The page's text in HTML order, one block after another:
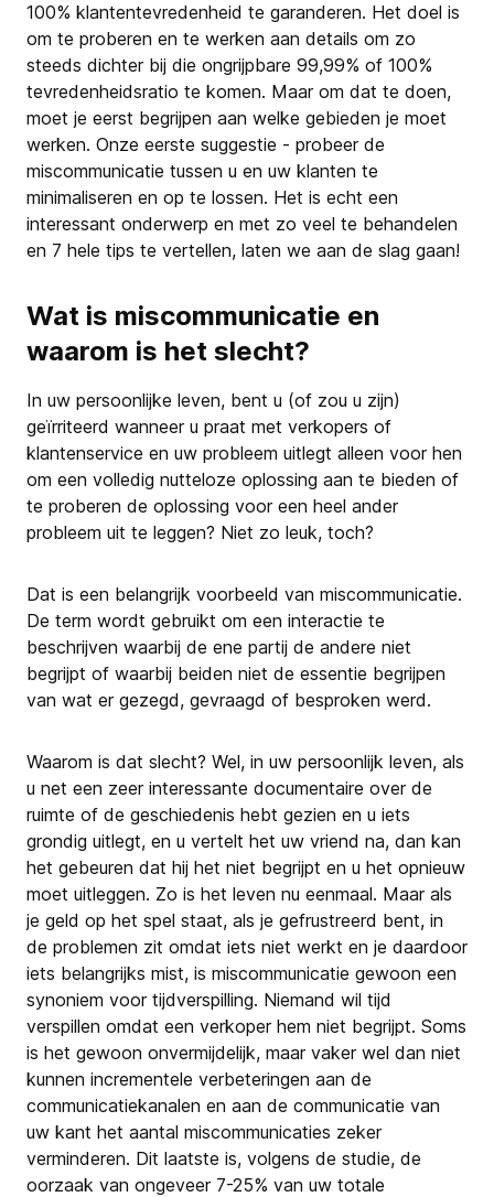
100% klantentevredenheid te garanderen. Het doel is
om te proberen en te werken aan details om zo
steeds dichter bij die ongrijpbare 99,99% of 100%
tevredenheidsratio te komen. Maar om dat te doen,
moet je eerst begrijpen aan welke gebieden je moet
werken. Onze eerste suggestie - probeer de
miscommunicatie tussen u en uw klanten te
minimaliseren en op te lossen. Het is echt een
interessant onderwerp en met zo veel te behandelen
en 7 hele tips te vertellen, laten we aan de slag gaan!
Wat is miscommunicatie en
waarom is het slecht?
In uw persoonlijke leven, bent u (of zou u zijn)
geïrriteerd wanneer u praat met verkopers of
klantenservice en uw probleem uitlegt alleen voor hen
om een volledig nutteloze oplossing aan te bieden of
te proberen de oplossing voor een heel ander
probleem uit te leggen? Niet zo leuk, toch?
Dat is een belangrijk voorbeeld van miscommunicatie.
De term wordt gebruikt om een interactie te
beschrijven waarbij de ene partij de andere niet
begrijpt of waarbij beiden niet de essentie begrijpen
van wat er gezegd, gevraagd of besproken werd.
Waarom is dat slecht? Wel, in uw persoonlijk leven, als
u net een zeer interessante documentaire over de
ruimte of de geschiedenis hebt gezien en u iets
grondig uitlegt, en u vertelt het uw vriend na, dan kan
het gebeuren dat hij het niet begrijpt en u het opnieuw
moet uitleggen. Zo is het leven nu eenmaal. Maar als
je geld op het spel staat, als je gefrustreerd bent, in
de problemen zit omdat iets niet werkt en je daardoor
iets belangrijks mist, is miscommunicatie gewoon een
synoniem voor tijdverspilling. Niemand wil tijd
verspillen omdat een verkoper hem niet begrijpt. Soms
is het gewoon onvermijdelijk, maar vaker wel dan niet
kunnen incrementele verbeteringen aan de
communicatiekanalen en aan de communicatie van
uw kant het aantal miscommunicaties zeker
verminderen. Dit laatste is, volgens de studie, de
oorzaak van ongeveer 7-25% van uw totale